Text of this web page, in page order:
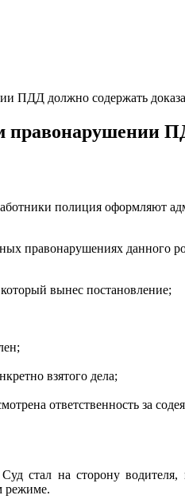
ПДД должно содержать
правонарушении
полиция оформляют
правонарушениях
вынес постановление;
взятого дела;
ответственность за
стал на сторону водителя,
режиме.